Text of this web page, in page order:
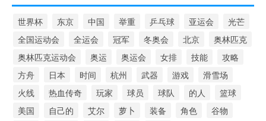
世界杯 东京 中国 举重 乒乓球 亚运会
光芒
全国运动会
全运会 冠军 冬奥会 北京
奥林匹克
奥林匹克运动会
奥运 奥运会 女排 技能
攻略
方舟
日本 时间 杭州 武器 游戏
滑雪场
火线
热血传奇 玩家 球员 球队 的人
篮球
美国
自己的 艾尔 萝卜 装备 角色
谷物